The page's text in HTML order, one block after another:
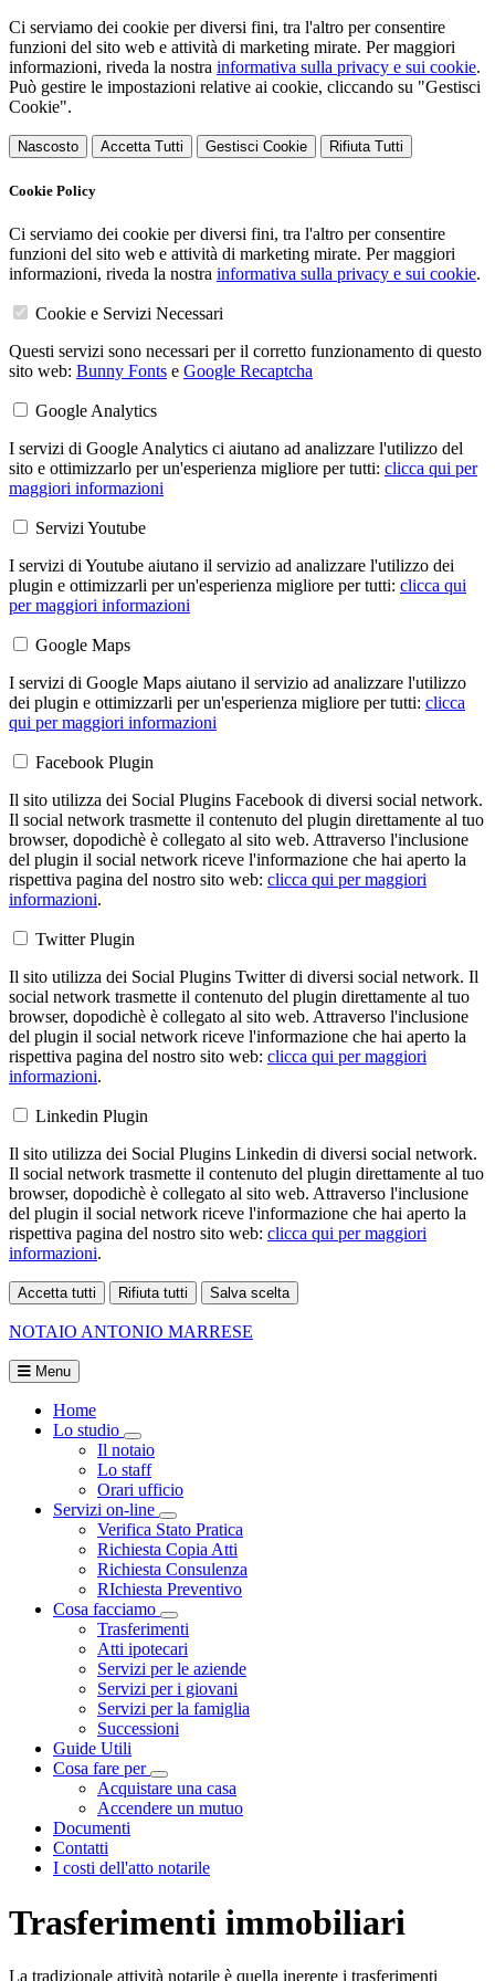
Ci serviamo dei cookie per diversi fini, tra l'altro per consentire
funzioni del sito web e attività di marketing mirate. Per maggiori
informazioni, riveda la nostra informativa sulla privacy e sui cookie.
Può gestire le impostazioni relative ai cookie, cliccando su "Gestisci
Cookie".
Nascosto Accetta Tutti Gestisci Cookie Rifiuta Tutti
Cookie Policy
Ci serviamo dei cookie per diversi fini, tra l'altro per consentire
funzioni del sito web e attività di marketing mirate. Per maggiori
informazioni, riveda la nostra informativa sulla privacy e sui cookie.
Cookie e Servizi Necessari
Questi servizi sono necessari per il corretto funzionamento di questo
sito web: Bunny Fonts e Google Recaptcha
Google Analytics
I servizi di Google Analytics ci aiutano ad analizzare l'utilizzo del
sito e ottimizzarlo per un'esperienza migliore per tutti: clicca qui per
maggiori informazioni
Servizi Youtube
I servizi di Youtube aiutano il servizio ad analizzare l'utilizzo dei
plugin e ottimizzarli per un'esperienza migliore per tutti: clicca qui
per maggiori informazioni
Google Maps
I servizi di Google Maps aiutano il servizio ad analizzare l'utilizzo
dei plugin e ottimizzarli per un'esperienza migliore per tutti: clicca
qui per maggiori informazioni
Facebook Plugin
Il sito utilizza dei Social Plugins Facebook di diversi social network.
Il social network trasmette il contenuto del plugin direttamente al tuo
browser, dopodichè è collegato al sito web. Attraverso l'inclusione
del plugin il social network riceve l'informazione che hai aperto la
rispettiva pagina del nostro sito web: clicca qui per maggiori
informazioni.
Twitter Plugin
Il sito utilizza dei Social Plugins Twitter di diversi social network. Il
social network trasmette il contenuto del plugin direttamente al tuo
browser, dopodichè è collegato al sito web. Attraverso l'inclusione
del plugin il social network riceve l'informazione che hai aperto la
rispettiva pagina del nostro sito web: clicca qui per maggiori
informazioni.
Linkedin Plugin
Il sito utilizza dei Social Plugins Linkedin di diversi social network.
Il social network trasmette il contenuto del plugin direttamente al tuo
browser, dopodichè è collegato al sito web. Attraverso l'inclusione
del plugin il social network riceve l'informazione che hai aperto la
rispettiva pagina del nostro sito web: clicca qui per maggiori
informazioni.
Accetta tutti Rifiuta tutti Salva scelta
NOTAIO ANTONIO MARRESE
Menu
Home
Lo studio
Visualizza menù di secondo livello
Il notaio
Lo staff
Orari ufficio
Servizi on-line
Visualizza menù di secondo livello
Verifica Stato Pratica
Richiesta Copia Atti
Richiesta Consulenza
RIchiesta Preventivo
Cosa facciamo
Visualizza menù di secondo livello
Trasferimenti
Atti ipotecari
Servizi per le aziende
Servizi per i giovani
Servizi per la famiglia
Successioni
Guide Utili
Cosa fare per
Visualizza menù di secondo livello
Acquistare una casa
Accendere un mutuo
Documenti
Contatti
I costi dell'atto notarile
Trasferimenti immobiliari
La tradizionale attività notarile è quella inerente i trasferimenti